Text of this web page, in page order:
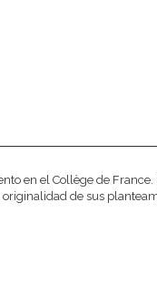
en el Collège de
de sus